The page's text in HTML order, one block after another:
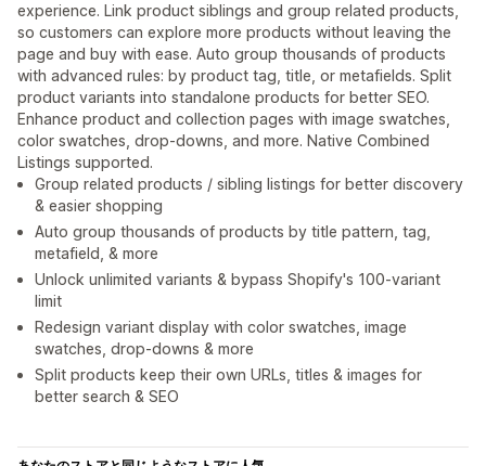
experience. Link product siblings and group related products,
so customers can explore more products without leaving the
page and buy with ease. Auto group thousands of products
with advanced rules: by product tag, title, or metafields. Split
product variants into standalone products for better SEO.
Enhance product and collection pages with image swatches,
color swatches, drop-downs, and more. Native Combined
Listings supported.
Group related products / sibling listings for better discovery
& easier shopping
Auto group thousands of products by title pattern, tag,
metafield, & more
Unlock unlimited variants & bypass Shopify's 100-variant
limit
Redesign variant display with color swatches, image
swatches, drop-downs & more
Split products keep their own URLs, titles & images for
better search & SEO